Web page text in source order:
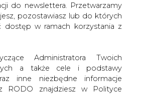
do newslettera. Przetwarzamy
pozostawiasz lub do których
dostęp w ramach korzystania z
Administratora Twoich
a także cele i podstawy
inne niezbędne informacje
RODO znajdziesz w Polityce
Przedsiębiorstwa
dodanych w gminach
skomentuj
udostępnij: